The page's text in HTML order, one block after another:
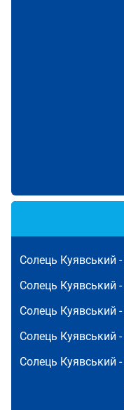
Солець Куявський -
Солець Куявський -
Солець Куявський -
Солець Куявський -
Солець Куявський -